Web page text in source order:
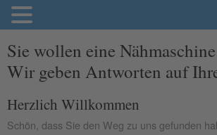
Sie wollen eine
Wir geben Antworten auf
Herzlich Willkommen
Schön, dass Sie den Weg zu uns gefunden